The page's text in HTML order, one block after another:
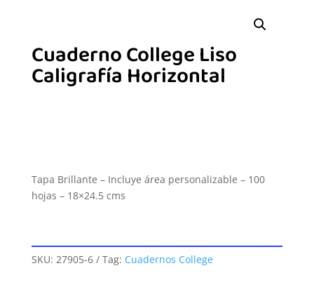
Cuaderno College Liso
Caligrafía Horizontal
Tapa Brillante – Incluye área personalizable – 100
hojas – 18×24.5 cms
SKU: 27905-6 Tag: Cuadernos College